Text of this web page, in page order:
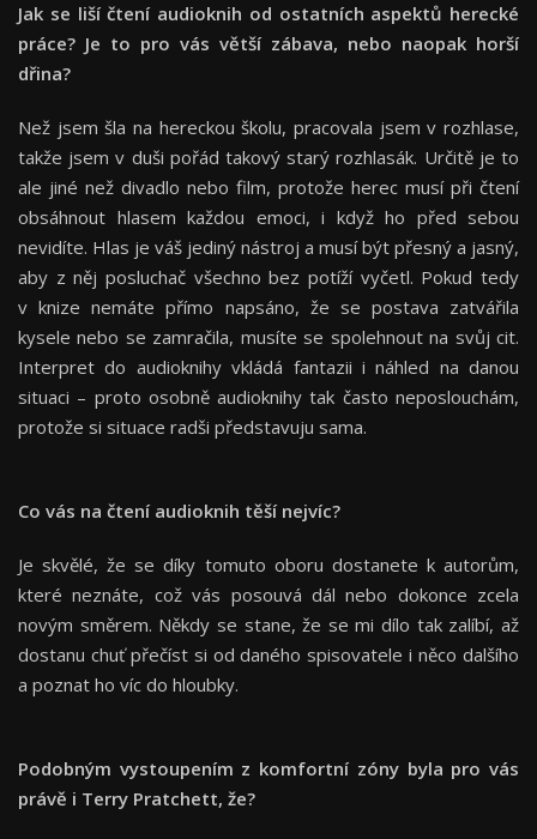
Jak se liší čtení audioknih od ostatních aspektů herecké
práce? Je to pro vás větší zábava, nebo naopak horší
dřina?
Než jsem šla na hereckou školu, pracovala jsem v rozhlase,
takže jsem v duši pořád takový starý rozhlasák. Určitě je to
ale jiné než divadlo nebo film, protože herec musí při čtení
obsáhnout hlasem každou emoci, i když ho před sebou
nevidíte. Hlas je váš jediný nástroj a musí být přesný a jasný,
aby z něj posluchač všechno bez potíží vyčetl. Pokud tedy
v knize nemáte přímo napsáno, že se postava zatvářila
kysele nebo se zamračila, musíte se spolehnout na svůj cit.
Interpret do audioknihy vkládá fantazii i náhled na danou
situaci – proto osobně audioknihy tak často neposlouchám,
protože si situace radši představuju sama.
Co vás na čtení audioknih těší nejvíc?
Je skvělé, že se díky tomuto oboru dostanete k autorům,
které neznáte, což vás posouvá dál nebo dokonce zcela
novým směrem. Někdy se stane, že se mi dílo tak zalíbí, až
dostanu chuť přečíst si od daného spisovatele i něco dalšího
a poznat ho víc do hloubky.
Podobným vystoupením z komfortní zóny byla pro vás
právě i Terry Pratchett, že?